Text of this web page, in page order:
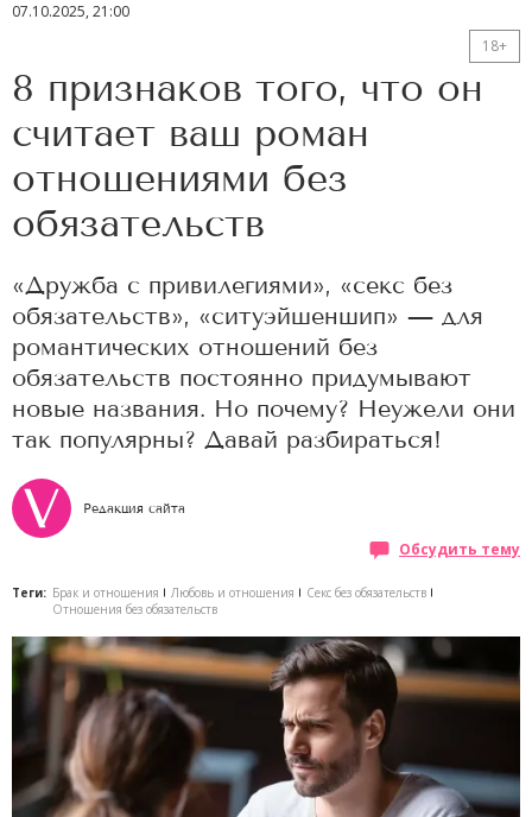
07.10.2025, 21:00
18+
8 признаков того, что он
считает ваш роман
отношениями без
обязательств
«Дружба с привилегиями», «секс без
обязательств», «ситуэйшеншип» — для
романтических отношений без
обязательств постоянно придумывают
новые названия. Но почему? Неужели они
так популярны? Давай разбираться!
Редакция сайта
Обсудить тему
Теги: Брак и отношения Любовь и отношения
Секс без обязательств
Отношения без обязательств